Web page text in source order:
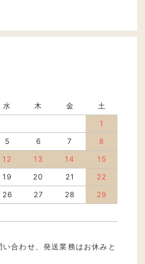
水 木 金
土
1
5 6 7
8
12 13 14
15
19 20 21
22
26 27 28
29
合わせ、発送業務はお休みと